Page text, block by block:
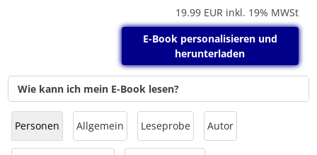
19.99 EUR inkl. 19% MWSt
E-Book personalisieren und
herunterladen
Wie kann ich mein E-Book lesen?
Personen Allgemein Leseprobe Autor